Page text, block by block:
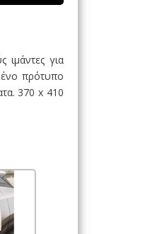
για
πρότυπο
370 x 410